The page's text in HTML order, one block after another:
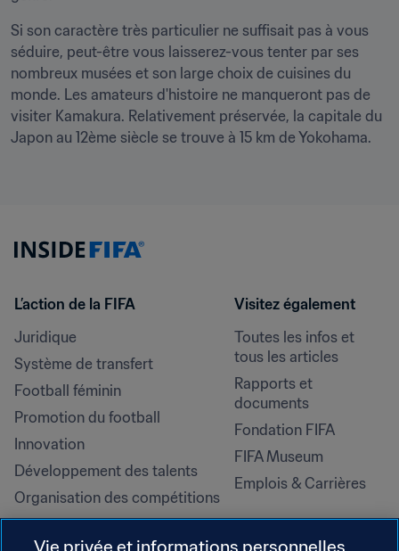
Si son caractère très particulier ne suffisait pas à vous
séduire, peut-être vous laisserez-vous tenter par ses
nombreux musées et son large choix de cuisines du
monde. Les amateurs d'histoire ne manqueront pas de
visiter Kamakura. Relativement préservée, la capitale du
Japon au 12ème siècle se trouve à 15 km de Yokohama.
L’action de la FIFA
Juridique
Système de transfert
Football féminin
Promotion du football
Innovation
Développement des talents
Organisation des compétitions
Développement durable
Visitez également
Toutes les infos et
tous les articles
Rapports et
documents
Fondation FIFA
FIFA Museum
Emplois & Carrières
Vie privée et informations personnelles